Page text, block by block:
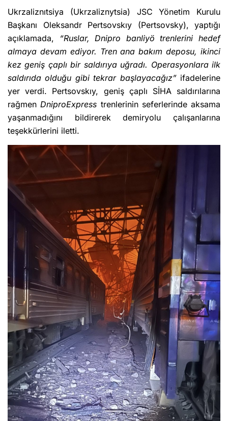
Ukrzaliznıtsiya (Ukrzaliznytsia) JSC Yönetim Kurulu
Başkanı Oleksandr Pertsovskıy (Pertsovsky), yaptığı
açıklamada,
“Ruslar, Dnipro banliyö trenlerini hedef
almaya devam ediyor. Tren ana bakım deposu, ikinci
kez geniş çaplı bir saldırıya uğradı. Operasyonlara ilk
saldırıda olduğu gibi tekrar başlayacağız” ifadelerine
yer verdi. Pertsovskıy, geniş çaplı SİHA saldırılarına
rağmen DniproExpress trenlerinin seferlerinde aksama
yaşanmadığını bildirerek demiryolu çalışanlarına
teşekkürlerini iletti.